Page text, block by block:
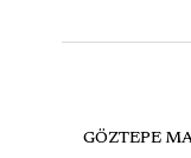
GÖZTEPE